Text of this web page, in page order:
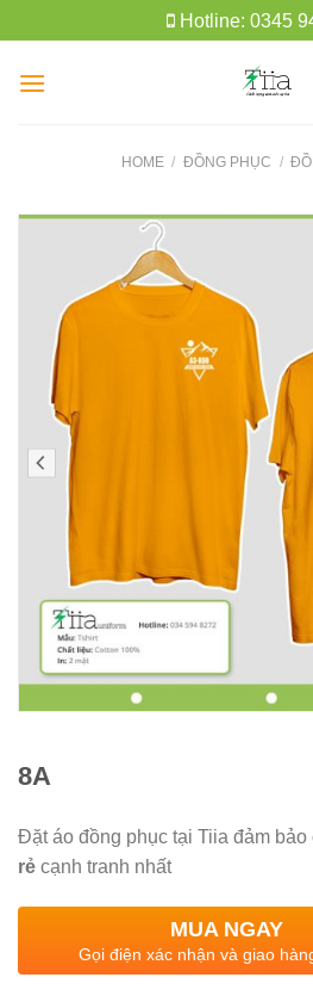
to
content
Hotline: 0345
HOME / ĐỒNG PHỤC /
8A
Đặt áo đồng phục tại Tiia đảm bảo
rẻ cạnh tranh nhất
MUA NGAY
Gọi điện xác nhận và giao